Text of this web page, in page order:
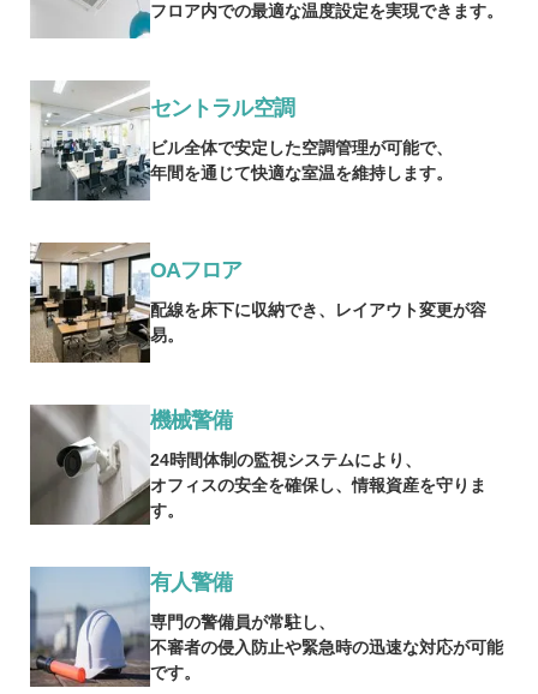
フロア内での最適な温度設定を実現できます。
セントラル空調
ビル全体で安定した空調管理が可能で、
年間を通じて快適な室温を維持します。
OAフロア
配線を床下に収納でき、レイアウト変更が容
易。
機械警備
24時間体制の監視システムにより、
オフィスの安全を確保し、情報資産を守りま
す。
有人警備
専門の警備員が常駐し、
不審者の侵入防止や緊急時の迅速な対応が可能
です。